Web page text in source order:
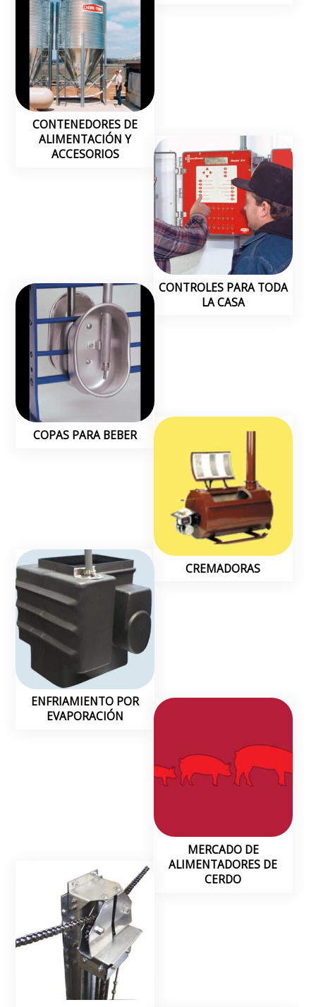
CONTENEDORES DE
ALIMENTACIÓN Y
ACCESORIOS
CONTROLES PARA TODA
LA CASA
COPAS PARA BEBER
CREMADORAS
ENFRIAMIENTO POR
EVAPORACIÓN
MERCADO DE
ALIMENTADORES DE
CERDO